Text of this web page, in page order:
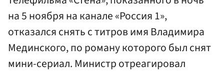
на 5 ноября на канале «Россия 1»,
отказался снять с титров имя Владимира
Мединского, по роману которого был снят
мини-сериал. Министр отреагировал